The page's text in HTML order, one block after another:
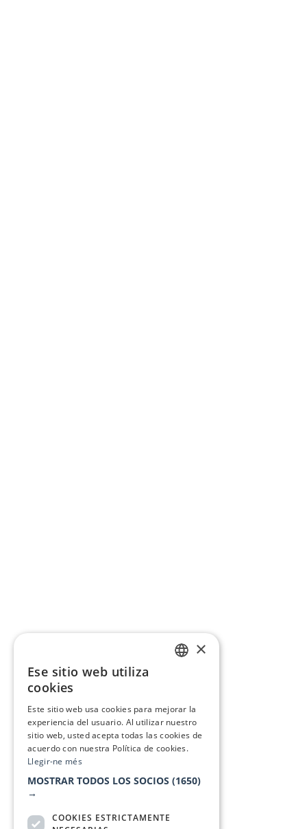
×
Ese sitio web utiliza
cookies
Este sitio web usa cookies para mejorar la
experiencia del usuario. Al utilizar nuestro
sitio web, usted acepta todas las cookies de
acuerdo con nuestra Política de cookies.
Llegir-ne més
MOSTRAR TODOS LOS SOCIOS (1650)
→
COOKIES ESTRICTAMENTE